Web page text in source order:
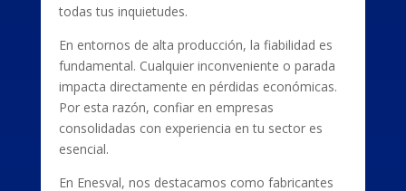
todas tus inquietudes.
En entornos de alta producción, la fiabilidad es
fundamental. Cualquier inconveniente o parada
impacta directamente en pérdidas económicas.
Por esta razón, confiar en empresas
consolidadas con experiencia en tu sector es
esencial.
En Enesval, nos destacamos como fabricantes